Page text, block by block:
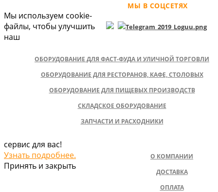
МЫ В СОЦСЕТЯХ
ОБОРУДОВАНИЕ ДЛЯ ФАСТ-ФУДА И УЛИЧНОЙ ТОРГОВЛИ
ОБОРУДОВАНИЕ ДЛЯ РЕСТОРАНОВ, КАФЕ, СТОЛОВЫХ
ОБОРУДОВАНИЕ ДЛЯ ПИЩЕВЫХ ПРОИЗВОДСТВ
СКЛАДСКОЕ ОБОРУДОВАНИЕ
ЗАПЧАСТИ И РАСХОДНИКИ
О КОМПАНИИ
ДОСТАВКА
ОПЛАТА
Мы используем cookie-
файлы, чтобы улучшить
наш
сервис для вас!
Узнать подробнее.
Принять и закрыть